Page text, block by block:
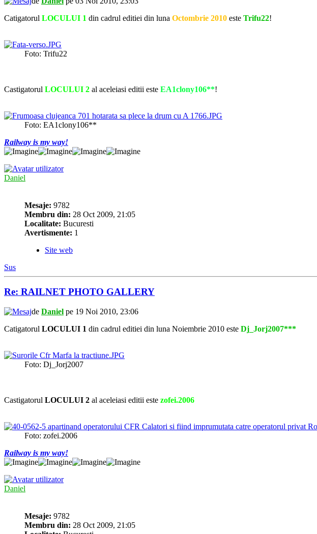
Catigatorul LOCULUI 1 din cadrul editiei din luna Octombrie 2010 este Trifu22!
Foto: Trifu22
Castigatorul LOCULUI 2 al aceleiasi editii este EA1clony106**!
Foto: EA1clony106**
Railway is my way!
Daniel
Mesaje: 9782
Membru din: 28 Oct 2009, 21:05
Localitate: Bucuresti
Avertismente: 1
Site web
Sus
Re: RAILNET PHOTO GALLERY
de Daniel pe 19 Noi 2010, 23:06
Catigatorul LOCULUI 1 din cadrul editiei din luna Noiembrie 2010 este Dj_Jorj2007***
Foto: Dj_Jorj2007
Castigatorul LOCULUI 2 al aceleiasi editii este zofei.2006
Foto: zofei.2006
Railway is my way!
Daniel
Mesaje: 9782
Membru din: 28 Oct 2009, 21:05